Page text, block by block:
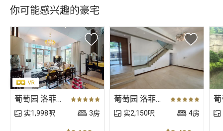
你可能感兴趣的豪宅
葡萄园 洛菲大道 洛菲大道〈别墅〉
实1,998呎 3房
葡萄园 洛菲大道 洛菲大道〈别墅〉
实2,150呎 4房